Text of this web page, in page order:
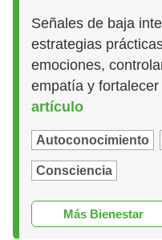
Señales de baja
estrategias
emociones,
empatía y
artículo
Autoconocimiento
Consciencia
Más Bienestar